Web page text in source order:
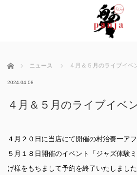
ホーム ニュース ４月＆５月のライブイベ
2024.04.08
４月＆５月のライブイベ
４月２０日に当店にて開催の村治奏一ア
５月１８日開催のイベント「ジャズ体験
げ様をもちまして予約を終了いたしまし